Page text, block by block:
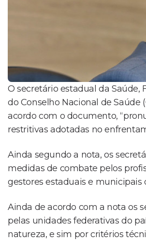
O secretário estadual da Saúde,
do Conselho Nacional de Saúde
acordo com o documento,
restritivas adotadas no
Ainda segundo a nota, os
medidas de combate pelos
gestores estaduais e municipais
Ainda de acordo com a nota os
pelas unidades federativas do
natureza, e sim por critérios